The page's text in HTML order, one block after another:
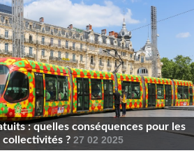
: quelles conséquences pour les
collectivités ? 27 02 2025